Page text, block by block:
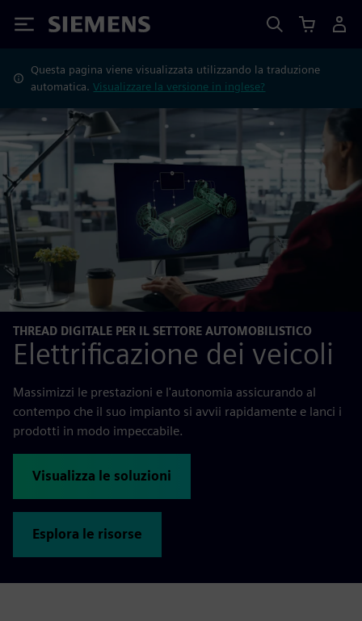
Siemens
Questa pagina viene visualizzata utilizzando la traduzione
automatica.Visualizzare la versione in inglese?
THREAD DIGITALE PER IL SETTORE AUTOMOBILISTICO
Elettrificazione dei veicoli
Massimizzi le prestazioni e l'autonomia assicurando al
contempo che il suo impianto si avvii rapidamente e lanci i
prodotti in modo impeccabile.
Visualizza le soluzioni
Esplora le risorse